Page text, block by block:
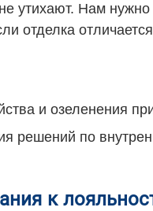
утихают. Нам
отделка
и озеленения
решений по
к